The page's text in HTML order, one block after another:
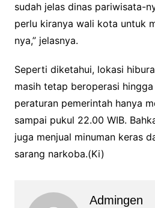
sudah jelas dinas pariwisata-
perlu kiranya wali kota untuk
nya,” jelasnya.
Seperti diketahui, lokasi
masih tetap beroperasi
peraturan pemerintah hanya
sampai pukul 22.00 WIB.
juga menjual minuman keras
sarang narkoba.(Ki)
Admingen